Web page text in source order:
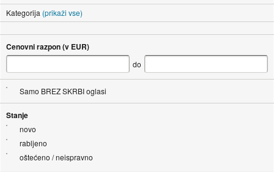
Kategorija (prikaži vse)
Cenovni razpon (v EUR)
do
Samo BREZ SKRBI oglasi
Stanje
novo
rabljeno
oštećeno / neispravno